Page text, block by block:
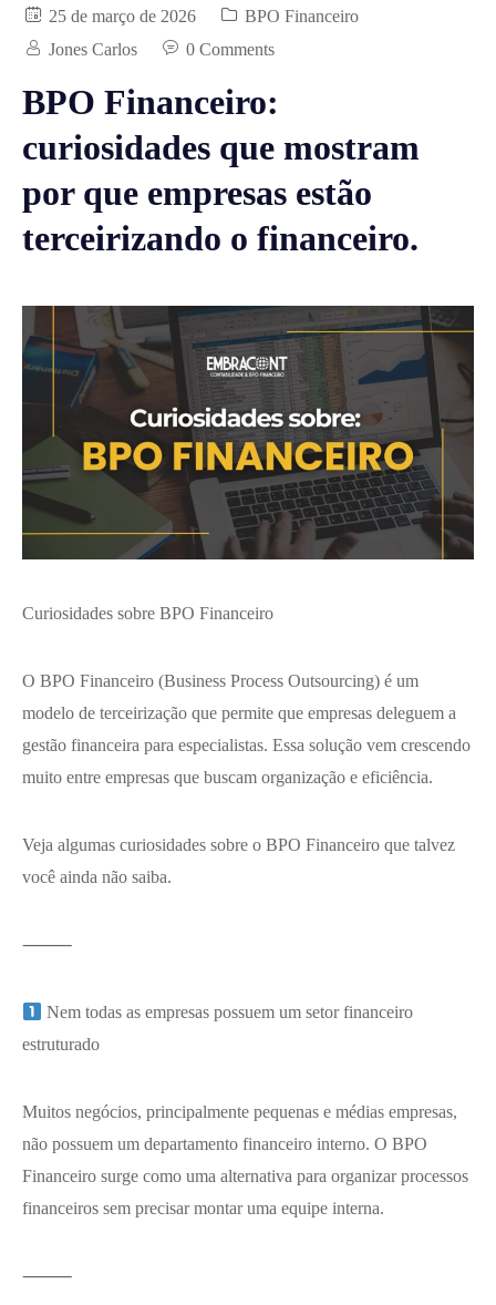
25 de março de 2026
BPO Financeiro
Jones Carlos
0 Comments
BPO Financeiro:
curiosidades que mostram
por que empresas estão
terceirizando o financeiro.
Curiosidades sobre BPO Financeiro
O BPO Financeiro (Business Process Outsourcing) é um
modelo de terceirização que permite que empresas deleguem a
gestão financeira para especialistas. Essa solução vem crescendo
muito entre empresas que buscam organização e eficiência.
Veja algumas curiosidades sobre o BPO Financeiro que talvez
você ainda não saiba.
⸻
Nem todas as empresas possuem um setor financeiro
estruturado
Muitos negócios, principalmente pequenas e médias empresas,
não possuem um departamento financeiro interno. O BPO
Financeiro surge como uma alternativa para organizar processos
financeiros sem precisar montar uma equipe interna.
⸻